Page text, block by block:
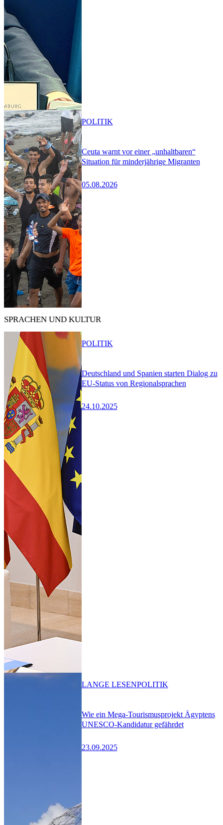
Ceuta warnt vor einer „unhaltbaren“
Situation für minderjährige Migranten
05.08.2026
POLITIK
SPRACHEN UND KULTUR
Deutschland und Spanien starten Dialog zu
EU-Status von Regionalsprachen
24.10.2025
POLITIK
Wie ein Mega-Tourismusprojekt Ägyptens
UNESCO-Kandidatur gefährdet
23.09.2025
LANGE LESENPOLITIK